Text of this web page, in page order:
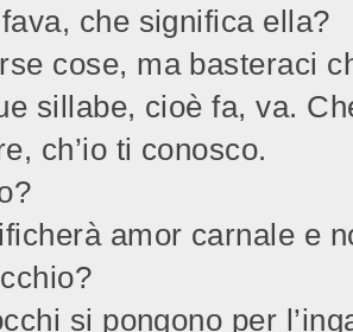
che significa ella?
cose, ma basteraci
sillabe, cioè fa, va.
ch’io ti conosco.
amor carnale e
si pongono per